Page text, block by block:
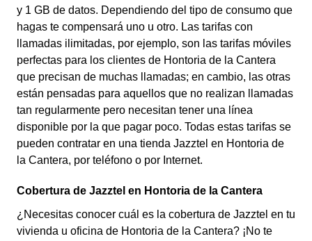
y 1 GB de datos. Dependiendo del tipo de consumo que
hagas te compensará uno u otro. Las tarifas con
llamadas ilimitadas, por ejemplo, son las tarifas móviles
perfectas para los clientes de Hontoria de la Cantera
que precisan de muchas llamadas; en cambio, las otras
están pensadas para aquellos que no realizan llamadas
tan regularmente pero necesitan tener una línea
disponible por la que pagar poco. Todas estas tarifas se
pueden contratar en una tienda Jazztel en Hontoria de
la Cantera, por teléfono o por Internet.
Cobertura de Jazztel en Hontoria de la Cantera
¿Necesitas conocer cuál es la cobertura de Jazztel en tu
vivienda u oficina de Hontoria de la Cantera? ¡No te